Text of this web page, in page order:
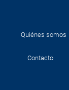
Quiénes somos
Contacto